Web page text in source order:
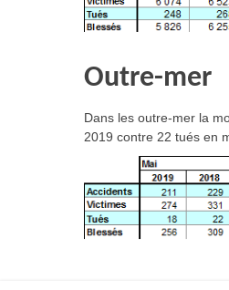
Outre-mer
Dans les outre-mer la
2019 contre 22 tués en